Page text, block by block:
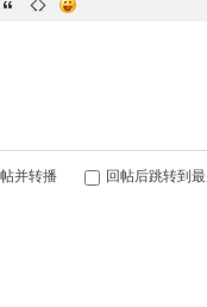
并转播 回帖后跳转到